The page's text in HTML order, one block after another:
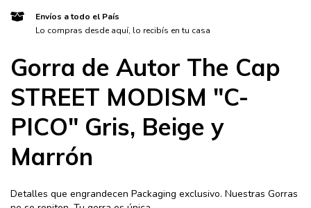
Envíos a todo el País
Lo compras desde aquí, lo recibís en tu casa
Gorra de Autor The Cap
STREET MODISM "C-
PICO" Gris, Beige y
Marrón
Detalles que engrandecen Packaging exclusivo. Nuestras Gorras